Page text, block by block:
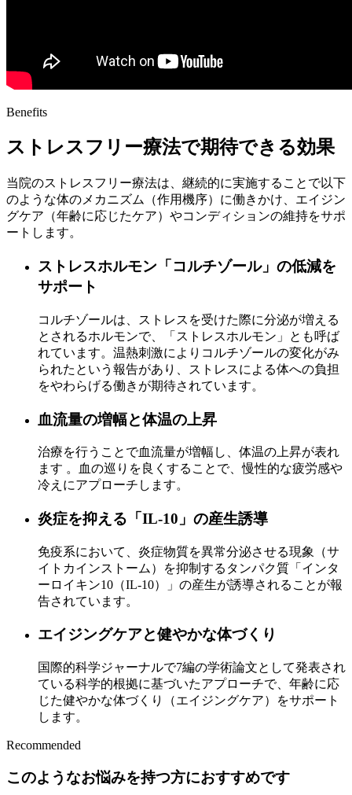
Benefits
ストレスフリー療法で期待できる効果
当院のストレスフリー療法は、継続的に実施することで以下
のような体のメカニズム（作用機序）に働きかけ、エイジン
グケア（年齢に応じたケア）やコンディションの維持をサポ
ートします。
ストレスホルモン「コルチゾール」の低減を
サポート
コルチゾールは、ストレスを受けた際に分泌が増える
とされるホルモンで、「ストレスホルモン」とも呼ば
れています。温熱刺激によりコルチゾールの変化がみ
られたという報告があり、ストレスによる体への負担
をやわらげる働きが期待されています。
血流量の増幅と体温の上昇
治療を行うことで血流量が増幅し、体温の上昇が表れ
ます 。血の巡りを良くすることで、慢性的な疲労感や
冷えにアプローチします。
炎症を抑える「IL-10」の産生誘導
免疫系において、炎症物質を異常分泌させる現象（サ
イトカインストーム）を抑制するタンパク質「インタ
ーロイキン10（IL-10）」の産生が誘導されることが報
告されています。
エイジングケアと健やかな体づくり
国際的科学ジャーナルで7編の学術論文として発表され
ている科学的根拠に基づいたアプローチで、年齢に応
じた健やかな体づくり（エイジングケア）をサポート
します。
Recommended
このようなお悩みを持つ方におすすめです